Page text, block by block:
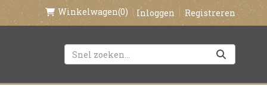
Winkelwagen(0) Inloggen Registreren